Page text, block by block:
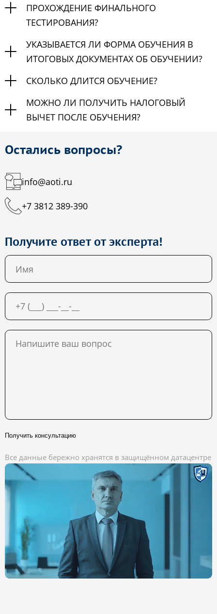
ПРОХОЖДЕНИЕ ФИНАЛЬНОГО
ТЕСТИРОВАНИЯ?
УКАЗЫВАЕТСЯ ЛИ ФОРМА ОБУЧЕНИЯ В
ИТОГОВЫХ ДОКУМЕНТАХ ОБ ОБУЧЕНИИ?
СКОЛЬКО ДЛИТСЯ ОБУЧЕНИЕ?
МОЖНО ЛИ ПОЛУЧИТЬ НАЛОГОВЫЙ
ВЫЧЕТ ПОСЛЕ ОБУЧЕНИЯ?
Остались вопросы?
info@aoti.ru
+7 3812 389-390
Получите ответ от эксперта!
Получить консультацию
Все данные бережно хранятся в защищённом датацентре